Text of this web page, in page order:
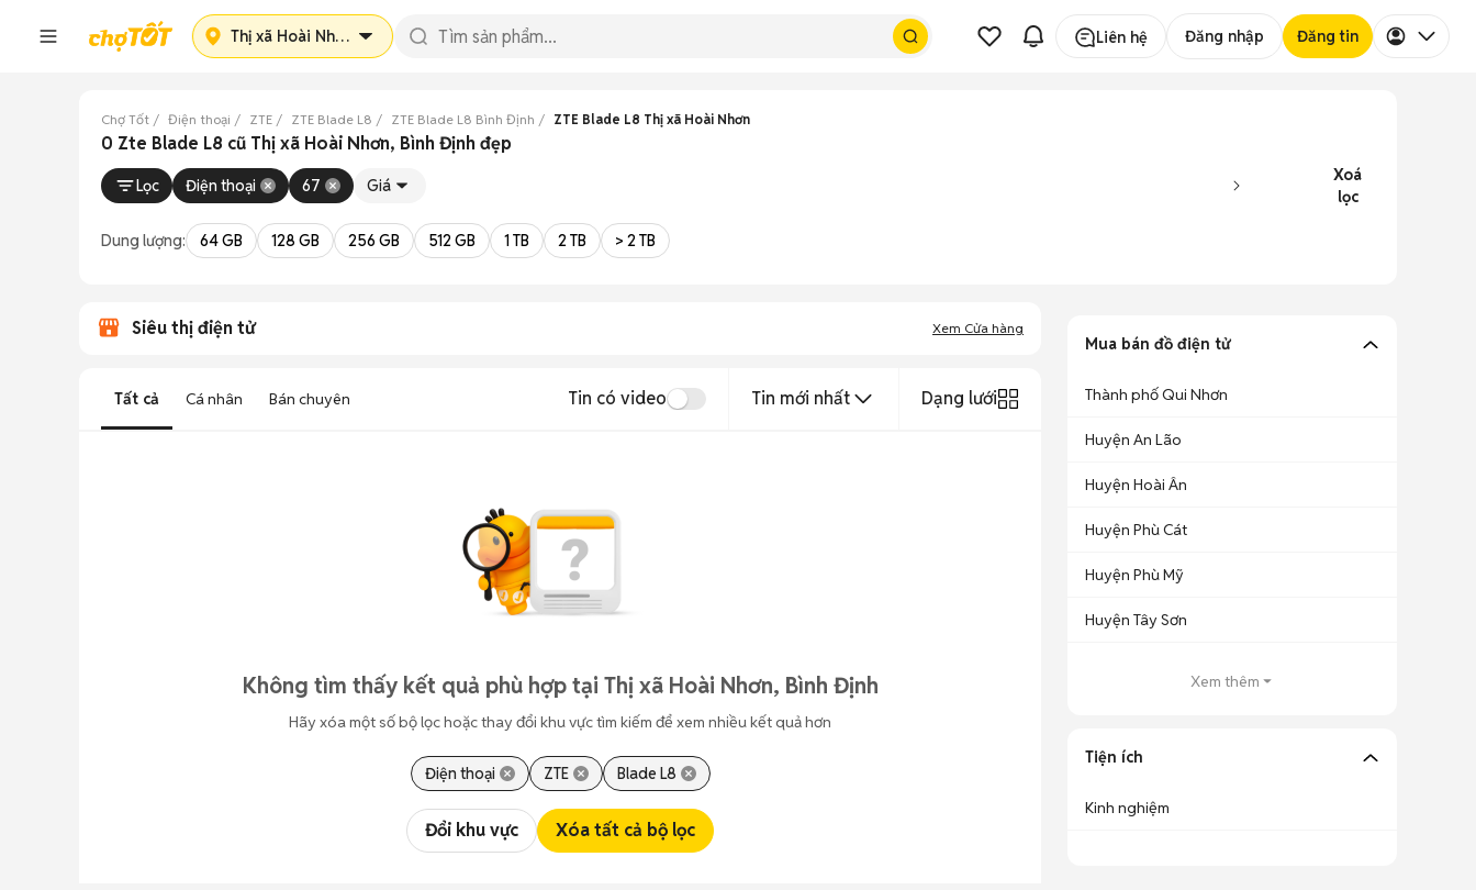
Thị xã Hoài Nhơn Liên hệ Đăng nhập Đăng tin
Chợ Tốt Điện thoại ZTE ZTE Blade L8 ZTE Blade L8 Bình Định ZTE Blade L8 Thị xã Hoài Nhơn
0 Zte Blade L8 cũ Thị xã Hoài Nhơn, Bình Định đẹp
Lọc Điện thoại 67 Giá
Xoá
lọc
Dung lượng: 64 GB 128 GB 256 GB 512 GB 1 TB 2 TB > 2 TB
Siêu thị điện tử Xem Cửa hàng
Tất cả Cá nhân Bán chuyên Tin có video Tin mới nhất Dạng lưới
Không tìm thấy kết quả phù hợp tại Thị xã Hoài Nhơn, Bình Định
Hãy xóa một số bộ lọc hoặc thay đổi khu vực tìm kiếm để xem nhiều kết quả hơn
Điện thoại ZTE Blade L8
Đổi khu vực Xóa tất cả bộ lọc
Mua bán đồ điện tử
Thành phố Qui Nhơn
Huyện An Lão
Huyện Hoài Ân
Huyện Phù Cát
Huyện Phù Mỹ
Huyện Tây Sơn
Xem thêm
Tiện ích
Kinh nghiệm